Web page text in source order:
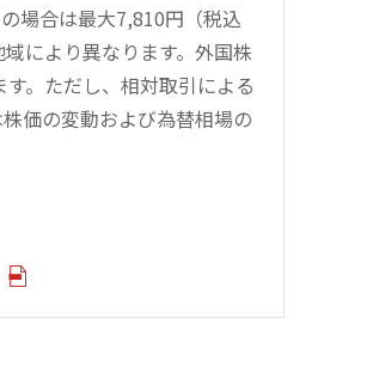
場合は最大7,810円（税込
により異なります。外国株
。ただし、相対取引による
価の変動および為替相場の